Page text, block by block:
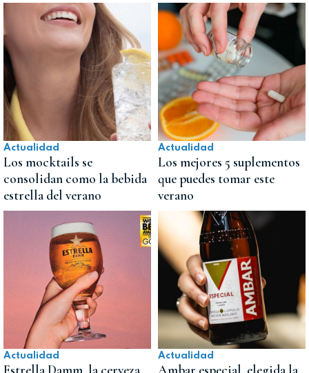
Actualidad
Los mocktails se
consolidan como la bebida
estrella del verano
Actualidad
Los mejores 5 suplementos
que puedes tomar este
verano
Actualidad Actualidad